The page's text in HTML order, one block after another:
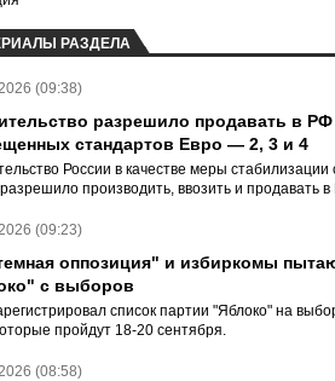
РАЗДЕЛА
(09:38)
разрешило продавать в РФ
стандартов Евро — 2, 3 и 4
России в качестве меры
производить, ввозить и продавать в
(09:23)
оппозиция" и избиркомы
с выборов
список партии "Яблоко" на
пройдут 18-20 сентября.
(08:58)